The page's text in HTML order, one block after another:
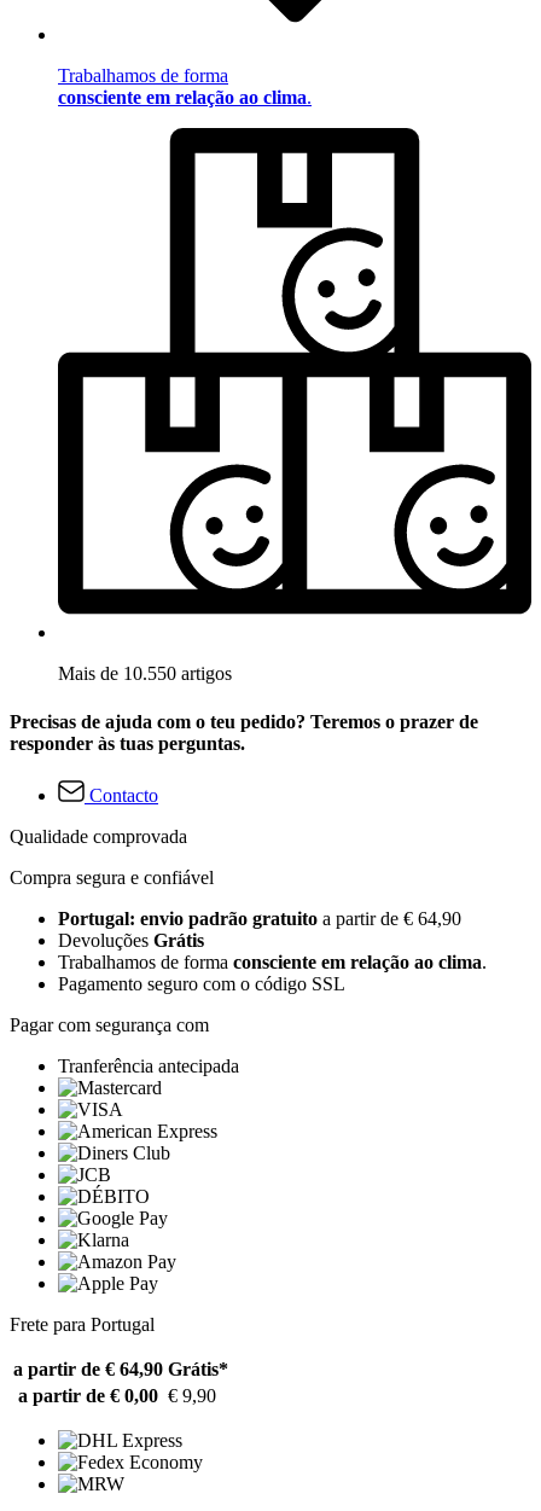
Trabalhamos de forma
consciente em relação ao clima.
Mais de 10.550 artigos
Precisas de ajuda com o teu pedido? Teremos o prazer de
responder às tuas perguntas.
Contacto
Qualidade comprovada
Compra segura e confiável
Portugal: envio padrão gratuito a partir de € 64,90
Devoluções Grátis
Trabalhamos de forma consciente em relação ao clima.
Pagamento seguro com o código SSL
Pagar com segurança com
Tranferência antecipada
Frete para Portugal
a partir de € 64,90 Grátis*
a partir de € 0,00 € 9,90